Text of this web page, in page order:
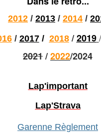
2012 / 2013 / 2014 /
/ 2017/ 2018 / 2019
2021/2022/2024
Lap'important
Lap'Strava
Garenne Règlement